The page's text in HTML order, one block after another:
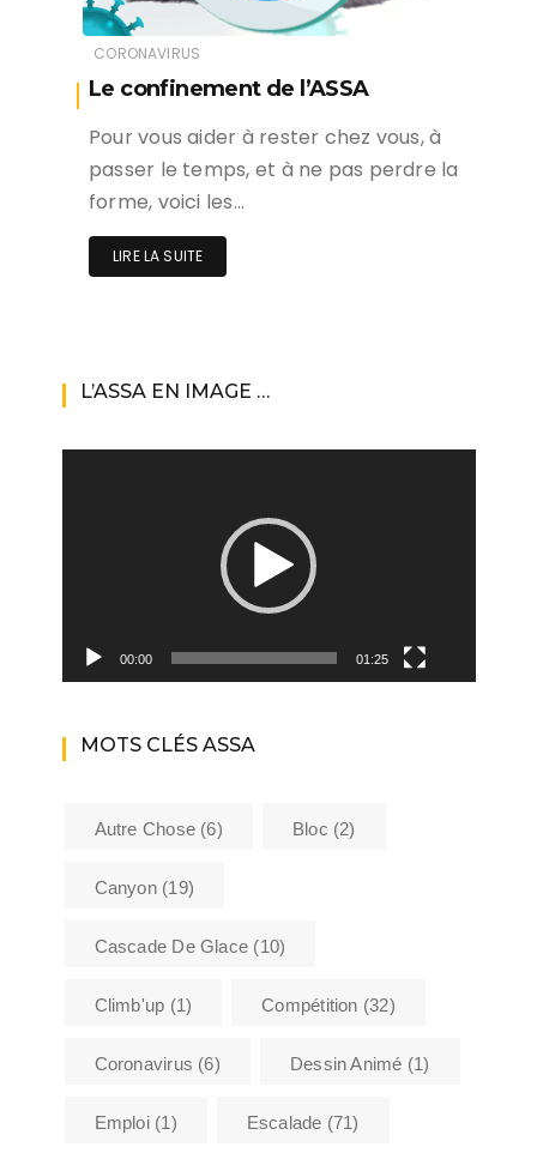
CORONAVIRUS
Le confinement de l’ASSA
Pour vous aider à rester chez vous, à
passer le temps, et à ne pas perdre la
forme, voici les…
LIRE LA SUITE
L’ASSA EN IMAGE …
00:00 01:25
MOTS CLÉS ASSA
Autre Chose(6) Bloc (2)
Canyon(19)
Cascade De Glace (10)
Climb'up (1) Compétition (32)
Coronavirus (6) Dessin Animé (1)
Emploi(1) Escalade (71)